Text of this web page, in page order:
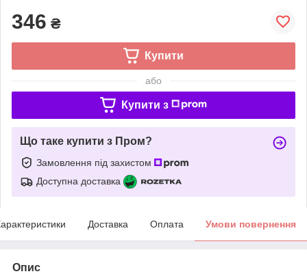
346 ₴
Купити
або
Купити з
Що таке купити з Пром?
Замовлення під захистом
Доступна доставка
Доставка Оплата Умови повернення
Опис